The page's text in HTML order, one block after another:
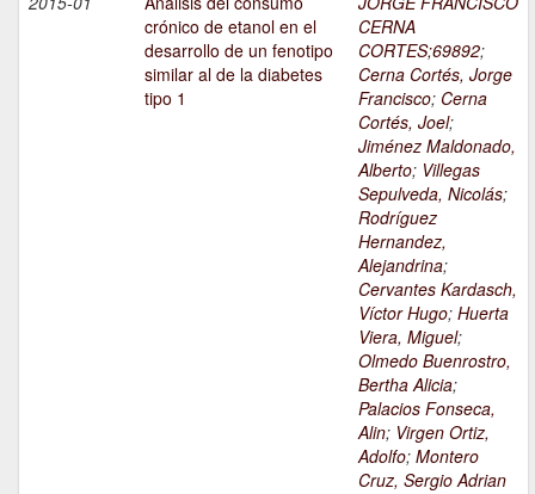
crónico de etanol en el
desarrollo de un fenotipo
similar al de la diabetes
tipo 1
CERNA
CORTES;69892;
Cerna Cortés, Jorge
Francisco; Cerna
Cortés, Joel;
Jiménez Maldonado,
Alberto; Villegas
Sepulveda, Nicolás;
Rodríguez
Hernandez,
Alejandrina;
Cervantes Kardasch,
Víctor Hugo; Huerta
Viera, Miguel;
Olmedo Buenrostro,
Bertha Alicia;
Palacios Fonseca,
Alin; Virgen Ortiz,
Adolfo; Montero
Cruz, Sergio Adrian